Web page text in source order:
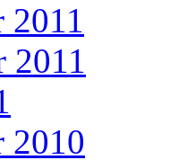
2011
2011
2010